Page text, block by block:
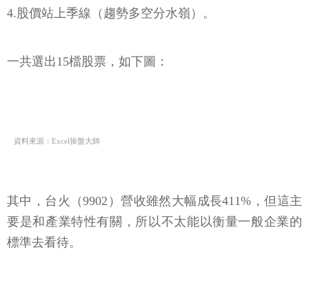
4.股價站上季線（趨勢多空分水嶺）。
一共選出15檔股票，如下圖：
資料來源：Excel操盤大師
其中，台火（9902）營收雖然大幅成長411%，但這主
要是和產業特性有關，所以不太能以衡量一般企業的
標準去看待。